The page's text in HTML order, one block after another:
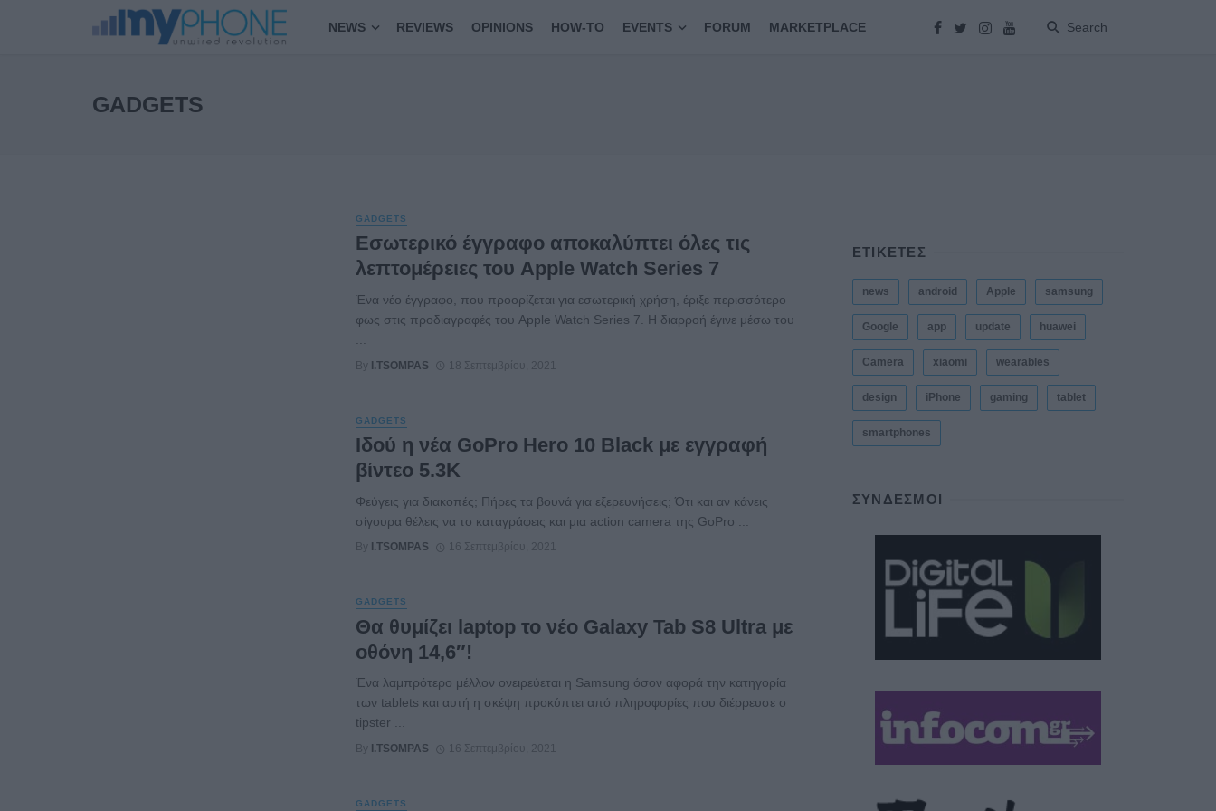
NEWS REVIEWS OPINIONS HOW-TO EVENTS FORUM MARKETPLACE Search
GADGETS
GADGETS
Εσωτερικό έγγραφο αποκαλύπτει όλες τις
λεπτομέρειες του Apple Watch Series 7
Ένα νέο έγγραφο, που προορίζεται για εσωτερική χρήση, έριξε περισσότερο
φως στις προδιαγραφές του Apple Watch Series 7. H διαρροή έγινε μέσω του
...
By I.TSOMPAS 18 Σεπτεμβρίου, 2021
GADGETS
Ιδού η νέα GoPro Hero 10 Black με εγγραφή
βίντεο 5.3K
Φεύγεις για διακοπές; Πήρες τα βουνά για εξερευνήσεις; Ότι και αν κάνεις
σίγουρα θέλεις να το καταγράφεις και μια action camera της GoPro ...
By I.TSOMPAS 16 Σεπτεμβρίου, 2021
GADGETS
Θα θυμίζει laptop το νέο Galaxy Tab S8 Ultra με
οθόνη 14,6″!
Ένα λαμπρότερο μέλλον ονειρεύεται η Samsung όσον αφορά την κατηγορία
των tablets και αυτή η σκέψη προκύπτει από πληροφορίες που διέρρευσε ο
tipster ...
By I.TSOMPAS 16 Σεπτεμβρίου, 2021
GADGETS
ΕΤΙΚΕΤΕΣ
news android Apple samsung
Google app update huawei
Camera xiaomi wearables
design iPhone gaming tablet
smartphones
ΣΎΝΔΕΣΜΟΙ